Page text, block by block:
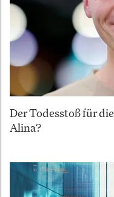
Der Todesstoß für
Alina?